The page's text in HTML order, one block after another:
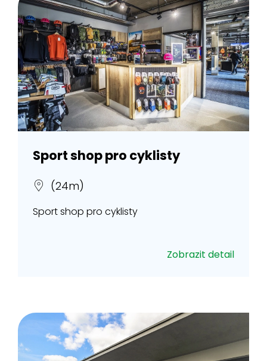
Sport shop pro cyklisty
(24m)
Sport shop pro cyklisty
Zobrazit detail